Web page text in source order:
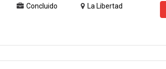
Concluido La Libertad